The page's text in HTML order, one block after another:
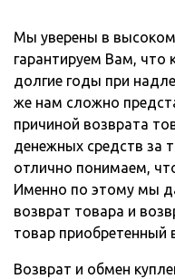
Мы уверены в
гарантируем Вам, что
долгие годы при
же нам сложно
причиной возврата
денежных средств за
отлично понимаем,
Именно по этому мы
возврат товара и
товар приобретенный
Возврат и обмен